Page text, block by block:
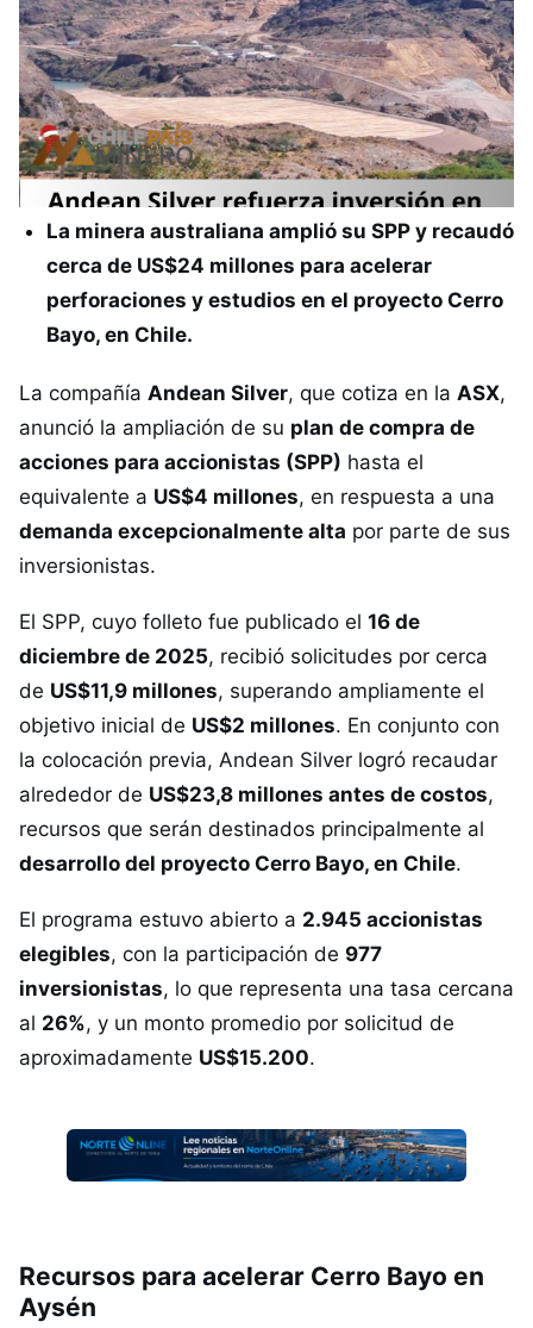
La minera australiana amplió su SPP y recaudó
cerca de US$24 millones para acelerar
perforaciones y estudios en el proyecto Cerro
Bayo, en Chile.
La compañía Andean Silver, que cotiza en la ASX,
anunció la ampliación de su plan de compra de
acciones para accionistas (SPP) hasta el
equivalente a US$4 millones, en respuesta a una
demanda excepcionalmente alta por parte de sus
inversionistas.
El SPP, cuyo folleto fue publicado el 16 de
diciembre de 2025, recibió solicitudes por cerca
de US$11,9 millones, superando ampliamente el
objetivo inicial de US$2 millones. En conjunto con
la colocación previa, Andean Silver logró recaudar
alrededor de US$23,8 millones antes de costos,
recursos que serán destinados principalmente al
desarrollo del proyecto Cerro Bayo, en Chile.
El programa estuvo abierto a 2.945 accionistas
elegibles, con la participación de 977
inversionistas, lo que representa una tasa cercana
al 26%, y un monto promedio por solicitud de
aproximadamente US$15.200.
Recursos para acelerar Cerro Bayo en
Aysén